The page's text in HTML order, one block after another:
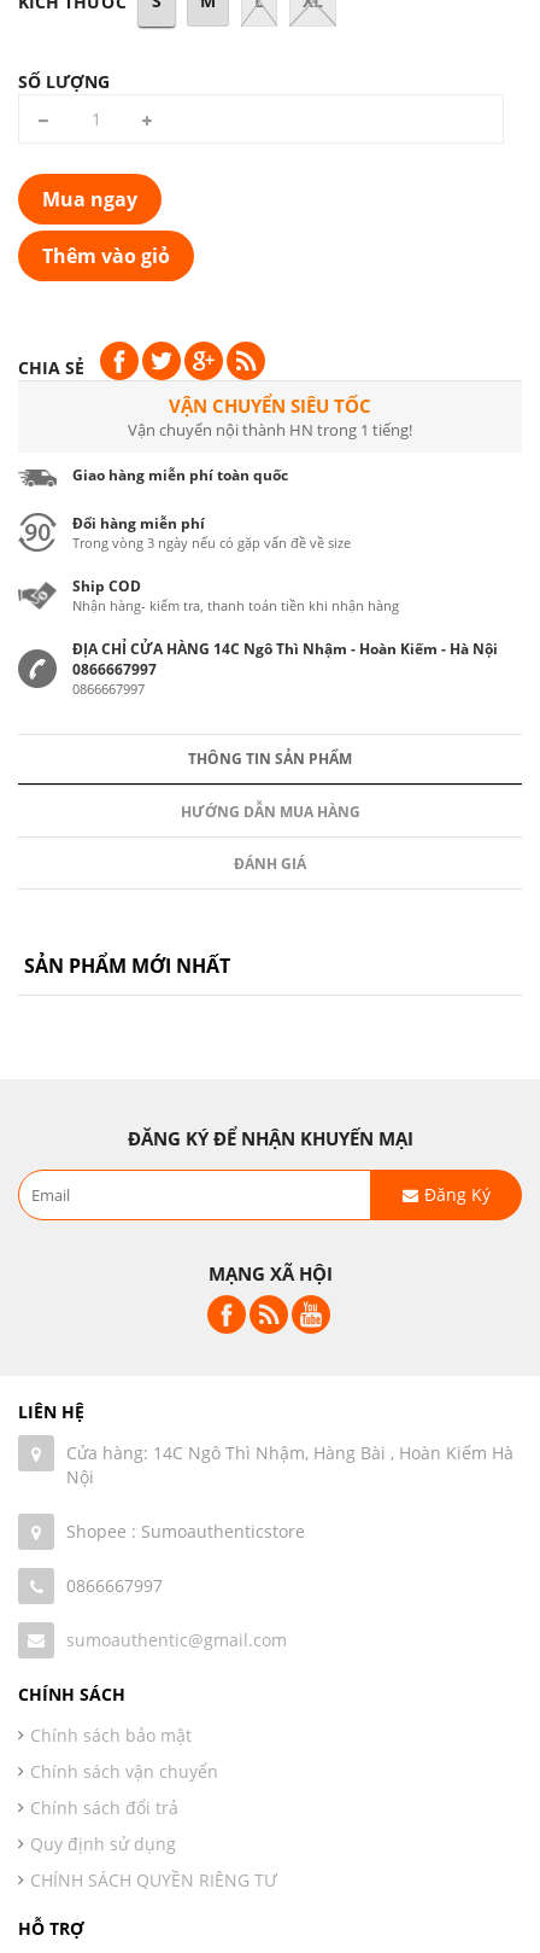
SỐ LƯỢNG
Mua ngay
Thêm vào giỏ
CHIA SẺ
VẬN CHUYỂN SIÊU TỐC
Vận chuyển nội thành HN trong 1 tiếng!
Giao hàng miễn phí toàn quốc
Đổi hàng miễn phí
Trong vòng 3 ngày nếu có gặp vấn đề về size
Ship COD
Nhận hàng- kiểm tra, thanh toán tiền khi nhận hàng
ĐỊA CHỈ CỬA HÀNG 14C Ngô Thì Nhậm - Hoàn Kiếm - Hà Nội
0866667997
0866667997
THÔNG TIN SẢN PHẨM
HƯỚNG DẪN MUA HÀNG
ĐÁNH GIÁ
SẢN PHẨM MỚI NHẤT
ĐĂNG KÝ ĐỂ NHẬN KHUYẾN MẠI
Đăng Ký
MẠNG XÃ HỘI
LIÊN HỆ
Cửa hàng: 14C Ngô Thì Nhậm, Hàng Bài , Hoàn Kiếm Hà
Nội
Shopee : Sumoauthenticstore
0866667997
sumoauthentic@gmail.com
CHÍNH SÁCH
Chính sách bảo mật
Chính sách vận chuyển
Chính sách đổi trả
Quy định sử dụng
CHÍNH SÁCH QUYỀN RIÊNG TƯ
HỖ TRỢ